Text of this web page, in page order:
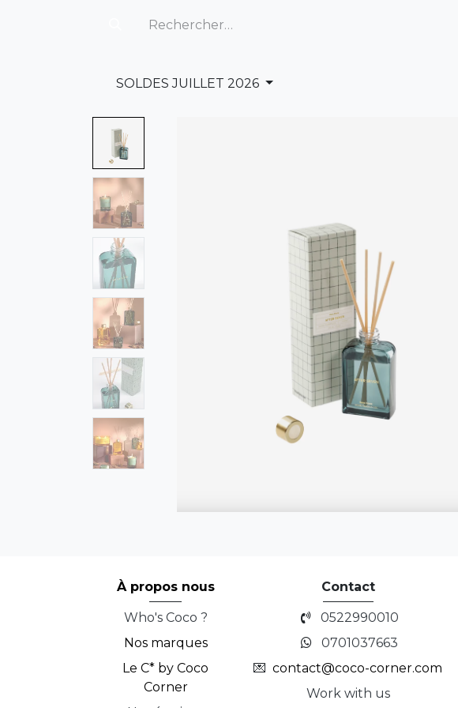
SOLDES JUILLET 2026
À propos nous
Who's Coco ?
Nos marques
Le C* by Coco
Corner
Contact
0522990010
0701037663
💌contact@coco-corner.com
Work with us